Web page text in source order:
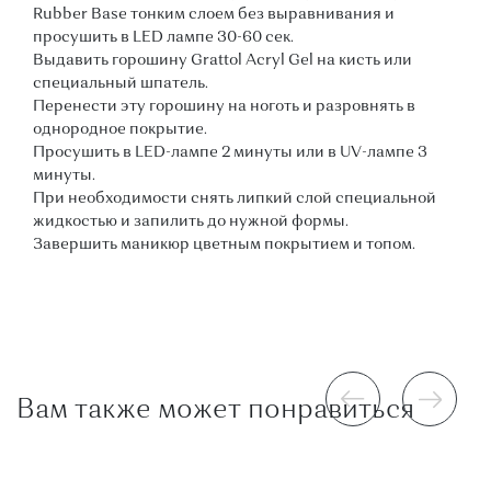
Rubber Base тонким слоем без выравнивания и
просушить в LED лампе 30-60 сек.
Выдавить горошину Grattol Acryl Gel на кисть или
специальный шпатель.
Перенести эту горошину на ноготь и разровнять в
однородное покрытие.
Просушить в LED-лампе 2 минуты или в UV-лампе 3
минуты.
При необходимости снять липкий слой специальной
жидкостью и запилить до нужной формы.
Завершить маникюр цветным покрытием и топом.
Вам также может понравиться